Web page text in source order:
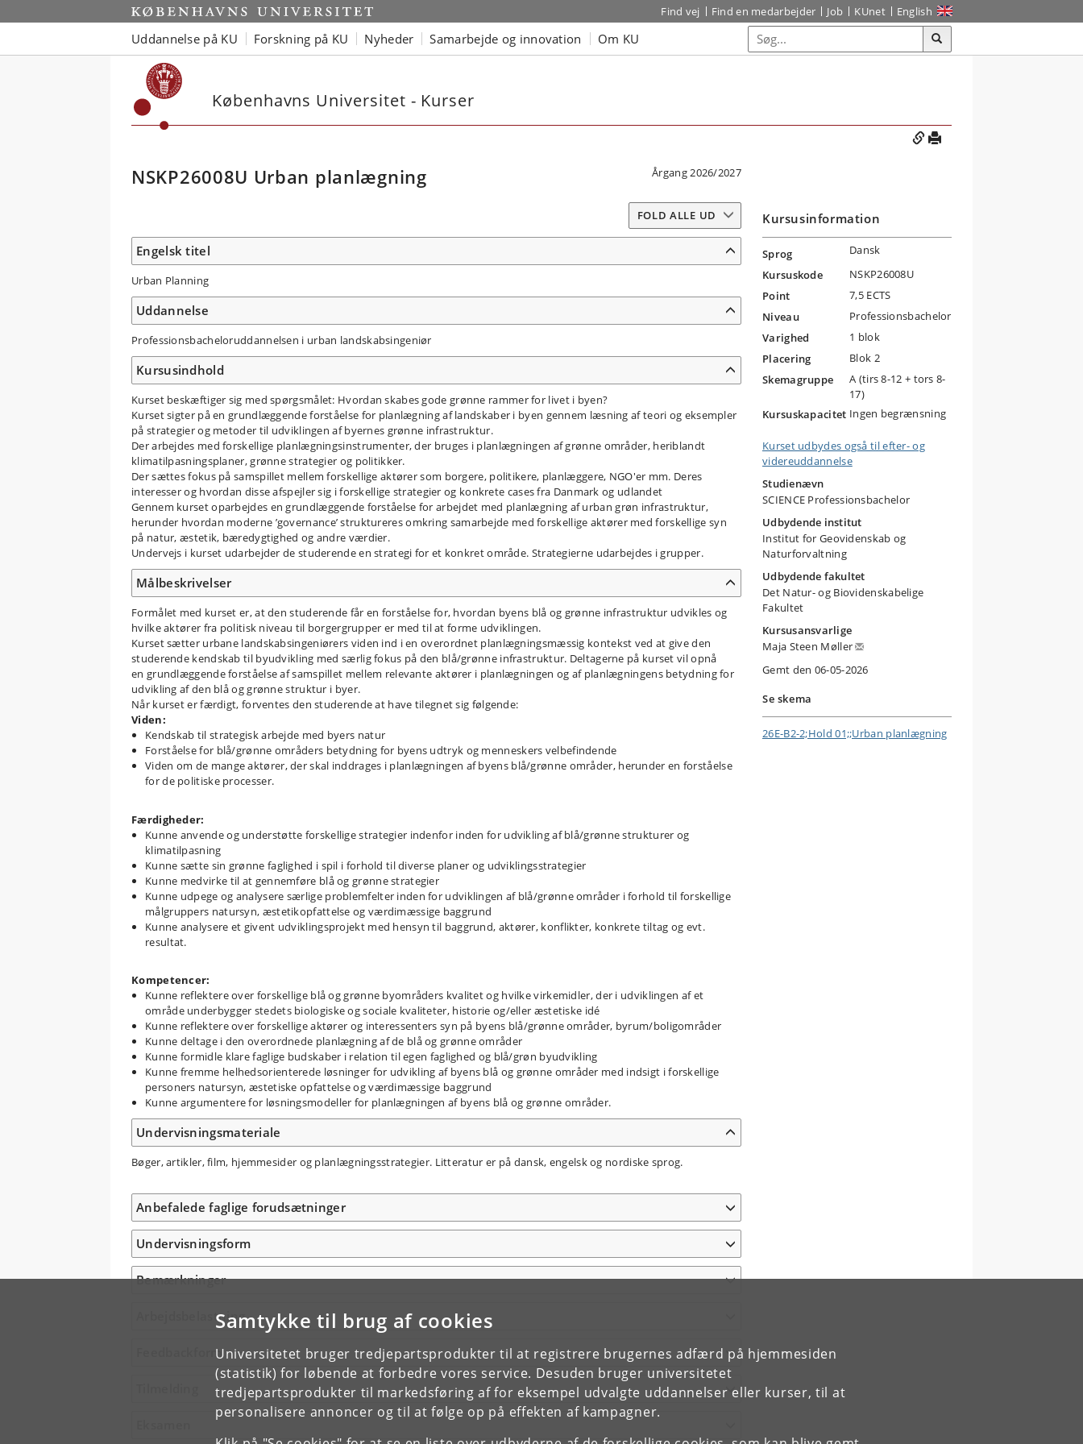
Samtykke til brug af cookies
Universitetet bruger tredjepartsprodukter til at registrere brugernes adfærd på hjemmesiden
(statistik) for løbende at forbedre vores service. Desuden bruger universitetet
tredjepartsprodukter til markedsføring af for eksempel udvalgte uddannelser eller kurser, til at
personalisere annoncer og til at følge op på effekten af kampagner.
Find vej Find en medarbejder Job KUnet English
Uddannelse på KU Forskning på KU Nyheder Samarbejde og innovation Om KU
Københavns Universitet - Kurser
NSKP26008U Urban planlægning Årgang 2026/2027
FOLD ALLE UD
Engelsk titel
Urban Planning
Uddannelse
Professionsbacheloruddannelsen i urban landskabsingeniør
Kursusindhold
Kurset beskæftiger sig med spørgsmålet: Hvordan skabes gode grønne rammer for livet i byen?
Kurset sigter på en grundlæggende forståelse for planlægning af landskaber i byen gennem læsning af teori og eksempler
på strategier og metoder til udviklingen af byernes grønne infrastruktur.
Der arbejdes med forskellige planlægningsinstrumenter, der bruges i planlægningen af grønne områder, heriblandt
klimatilpasningsplaner, grønne strategier og politikker.
Der sættes fokus på samspillet mellem forskellige aktører som borgere, politikere, planlæggere, NGO'er mm. Deres
interesser og hvordan disse afspejler sig i forskellige strategier og konkrete cases fra Danmark og udlandet
Gennem kurset oparbejdes en grundlæggende forståelse for arbejdet med planlægning af urban grøn infrastruktur,
herunder hvordan moderne ’governance’ struktureres omkring samarbejde med forskellige aktører med forskellige syn
på natur, æstetik, bæredygtighed og andre værdier.
Undervejs i kurset udarbejder de studerende en strategi for et konkret område. Strategierne udarbejdes i grupper.
Målbeskrivelser
Formålet med kurset er, at den studerende får en forståelse for, hvordan byens blå og grønne infrastruktur udvikles og
hvilke aktører fra politisk niveau til borgergrupper er med til at forme udviklingen.
Kurset sætter urbane landskabsingeniørers viden ind i en overordnet planlægningsmæssig kontekst ved at give den
studerende kendskab til byudvikling med særlig fokus på den blå/grønne infrastruktur. Deltagerne på kurset vil opnå
en grundlæggende forståelse af samspillet mellem relevante aktører i planlægningen og af planlægningens betydning for
udvikling af den blå og grønne struktur i byer.
Når kurset er færdigt, forventes den studerende at have tilegnet sig følgende:
Viden:
Kendskab til strategisk arbejde med byers natur
Forståelse for blå/grønne områders betydning for byens udtryk og menneskers velbefindende
Viden om de mange aktører, der skal inddrages i planlægningen af byens blå/grønne områder, herunder en forståelse
for de politiske processer.
Færdigheder:
Kunne anvende og understøtte forskellige strategier indenfor inden for udvikling af blå/grønne strukturer og
klimatilpasning
Kunne sætte sin grønne faglighed i spil i forhold til diverse planer og udviklingsstrategier
Kunne medvirke til at gennemføre blå og grønne strategier
Kunne udpege og analysere særlige problemfelter inden for udviklingen af blå/grønne områder i forhold til forskellige
målgruppers natursyn, æstetikopfattelse og værdimæssige baggrund
Kunne analysere et givent udviklingsprojekt med hensyn til baggrund, aktører, konflikter, konkrete tiltag og evt.
resultat.
Kompetencer:
Kunne reflektere over forskellige blå og grønne byområders kvalitet og hvilke virkemidler, der i udviklingen af et
område underbygger stedets biologiske og sociale kvaliteter, historie og/eller æstetiske idé
Kunne reflektere over forskellige aktører og interessenters syn på byens blå/grønne områder, byrum/boligområder
Kunne deltage i den overordnede planlægning af de blå og grønne områder
Kunne formidle klare faglige budskaber i relation til egen faglighed og blå/grøn byudvikling
Kunne fremme helhedsorienterede løsninger for udvikling af byens blå og grønne områder med indsigt i forskellige
personers natursyn, æstetiske opfattelse og værdimæssige baggrund
Kunne argumentere for løsningsmodeller for planlægningen af byens blå og grønne områder.
Undervisningsmateriale
Bøger, artikler, film, hjemmesider og planlægningsstrategier. Litteratur er på dansk, engelsk og nordiske sprog.
Anbefalede faglige forudsætninger
Undervisningsform
Bemærkninger
Arbejdsbelastning
Feedbackform
Kursusinformation
Sprog
Dansk
Kursuskode
NSKP26008U
Point
7,5 ECTS
Niveau
Professionsbachelor
Varighed
1 blok
Placering
Blok 2
Skemagruppe
A (tirs 8-12 + tors 8-
17)
Kursuskapacitet Ingen begrænsning
Kurset udbydes også til efter- og
videreuddannelse
Studienævn
SCIENCE Professionsbachelor
Udbydende institut
Institut for Geovidenskab og
Naturforvaltning
Udbydende fakultet
Det Natur- og Biovidenskabelige
Fakultet
Kursusansvarlige
Maja Steen Møller
Gemt den 06-05-2026
Se skema
26E-B2-2;Hold 01;;Urban planlægning